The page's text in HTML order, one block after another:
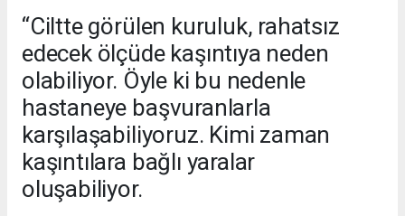
“Ciltte görülen kuruluk, rahatsız
edecek ölçüde kaşıntıya neden
olabiliyor. Öyle ki bu nedenle
hastaneye başvuranlarla
karşılaşabiliyoruz. Kimi zaman
kaşıntılara bağlı yaralar
oluşabiliyor.